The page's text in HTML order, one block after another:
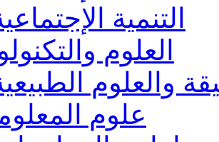
التنمية
العلوم
والعلوم
علوم